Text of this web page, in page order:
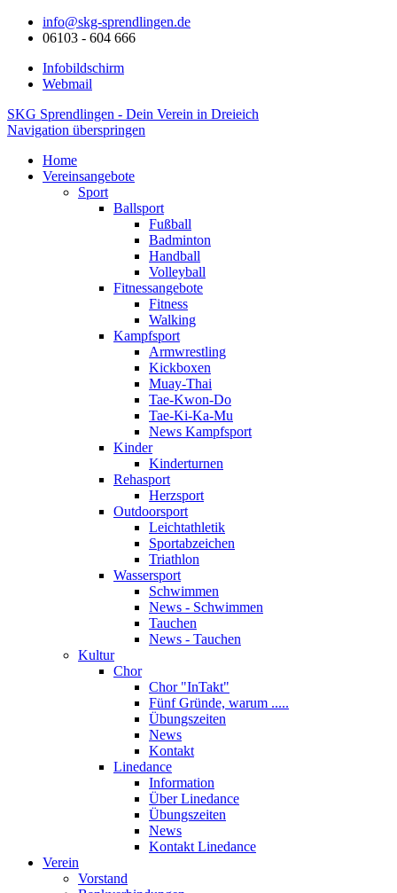
info@skg-sprendlingen.de
06103 - 604 666
Infobildschirm
Webmail
SKG Sprendlingen - Dein Verein in Dreieich
Navigation überspringen
Home
Vereinsangebote
Sport
Ballsport
Fußball
Badminton
Handball
Volleyball
Fitnessangebote
Fitness
Walking
Kampfsport
Armwrestling
Kickboxen
Muay-Thai
Tae-Kwon-Do
Tae-Ki-Ka-Mu
News Kampfsport
Kinder
Kinderturnen
Rehasport
Herzsport
Outdoorsport
Leichtathletik
Sportabzeichen
Triathlon
Wassersport
Schwimmen
News - Schwimmen
Tauchen
News - Tauchen
Kultur
Chor
Chor "InTakt"
Fünf Gründe, warum .....
Übungszeiten
News
Kontakt
Linedance
Information
Über Linedance
Übungszeiten
News
Kontakt Linedance
Verein
Vorstand